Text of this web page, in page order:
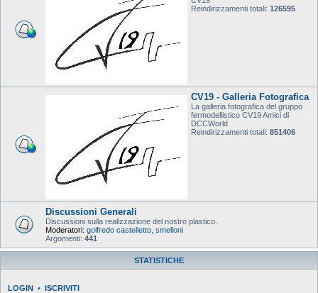
Reindirizzamenti totali: 126595
CV19 - Galleria Fotografica
La galleria fotografica del gruppo
fermodellistico CV19 Amici di
DCCWorld
Reindirizzamenti totali: 851406
Discussioni Generali
Discussioni sulla realizzazione del nostro plastico.
Moderatori: golfredo castelletto smelloni
Argomenti: 441
STATISTICHE
LOGIN • ISCRIVITI